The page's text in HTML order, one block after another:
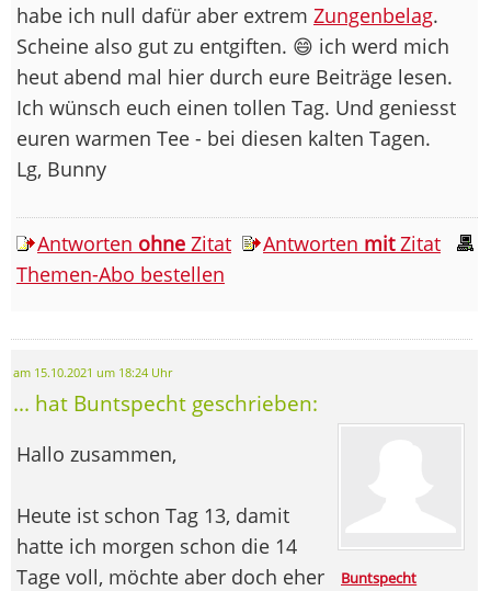
habe ich null dafür aber extrem Zungenbelag.
Scheine also gut zu entgiften. 😄 ich werd mich
heut abend mal hier durch eure Beiträge lesen.
Ich wünsch euch einen tollen Tag. Und geniesst
euren warmen Tee - bei diesen kalten Tagen.
Lg, Bunny
Antworten ohne Zitat Antworten mitZitat
Themen-Abo bestellen
am 15.10.2021 um 18:24 Uhr
... hat Buntspecht geschrieben:
Buntspecht
Hallo zusammen,
Heute ist schon Tag 13, damit
hatte ich morgen schon die 14
Tage voll, möchte aber doch eher